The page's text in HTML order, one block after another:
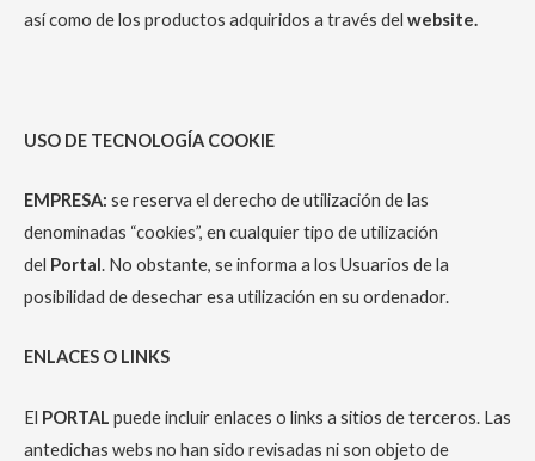
así como de los productos adquiridos a través del website.
USO DE TECNOLOGÍA COOKIE
EMPRESA: se reserva el derecho de utilización de las
denominadas “cookies”, en cualquier tipo de utilización
del Portal. No obstante, se informa a los Usuarios de la
posibilidad de desechar esa utilización en su ordenador.
ENLACES O LINKS
El PORTAL puede incluir enlaces o links a sitios de terceros. Las
antedichas webs no han sido revisadas ni son objeto de